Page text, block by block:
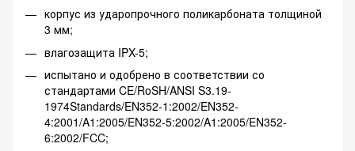
корпус из ударопрочного поликарбоната толщиной
3 мм;
влагозащита IPX-5;
испытано и одобрено в соответствии со
стандартами CE/RoSH/ANSI S3.19-
1974Standards/EN352-1:2002/EN352-
4:2001/A1:2005/EN352-5:2002/A1:2005/EN352-
6:2002/FCC;